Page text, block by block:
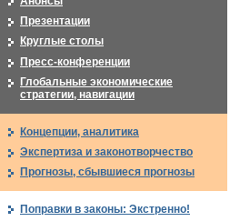
Презентации
Круглые столы
Пресс-конференции
Глобальные экономические
стратегии, навигации
Концепции, аналитика
Экспертиза и законотворчество
Прогнозы, сбывшиеся прогнозы
Поправки в законы: Экстренно!